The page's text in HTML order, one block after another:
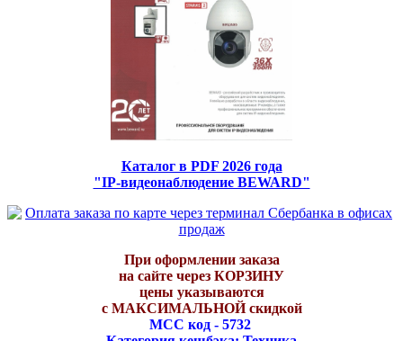
Каталог в PDF 2026 года
"IP-видеонаблюдение BEWARD"
При оформлении заказа
на сайте через КОРЗИНУ
цены указываются
с МАКСИМАЛЬНОЙ скидкой
МСС код - 5732